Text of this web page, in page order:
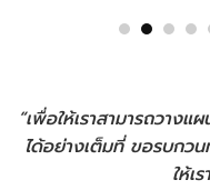
“เพื่อให้เราสามารถวาง
ได้อย่างเต็มที่ ขอรบกว
ให้เ